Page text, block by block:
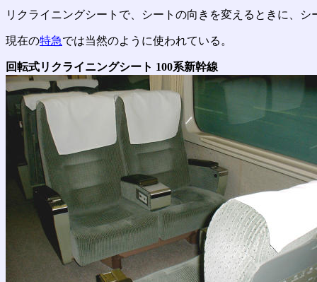
リクライニングシートで、シートの向きを変えるときに、
現在の特急では当然のように使われている。
回転式リクライニングシート 100系新幹線